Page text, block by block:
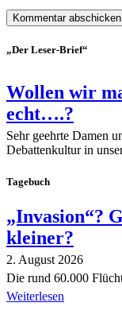
„Der Leser-Brief“
Wollen wir
echt….?
Sehr geehrte Damen
Debattenkultur in
Tagebuch
„Invasion“?
kleiner?
2. August 2026
Die rund 60.000
Weiterlesen